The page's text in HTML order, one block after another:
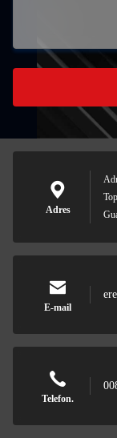
Adres
E-mail
Telefon.